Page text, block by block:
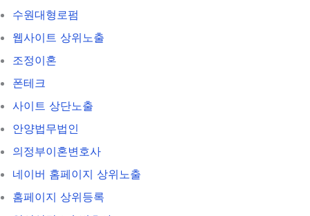
수원대형로펌
웹사이트 상위노출
조정이혼
폰테크
사이트 상단노출
안양법무법인
의정부이혼변호사
네이버 홈페이지 상위노출
홈페이지 상위등록